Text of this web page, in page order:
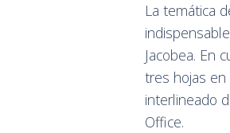
La temática
Jacobea. En
tres hojas
interlineado
Office.